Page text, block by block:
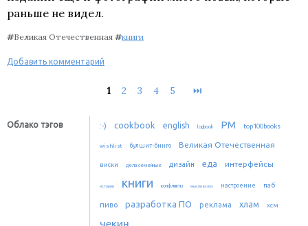
раньше не видел.
#Великая Отечественная #книги
Добавить комментарий
1 2 3 4 5 ⏭
Облако тэгов :-) cookbook english logbook PM top100books
wishlist булшит-бинго Великая Отечественная
виски дела семейные дизайн еда интерфейсы
истории книги конфликты мысли вслух настроение паб
пиво разработка ПО реклама хлам хсм
чекин